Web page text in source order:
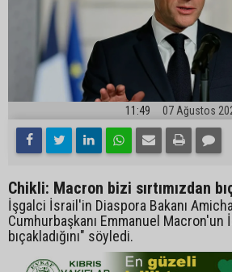
11:49 07 Ağustos
Chikli: Macron bizi sırtımızdan
İşgalci İsrail'in Diaspora Bakanı
Cumhurbaşkanı Emmanuel Macron'un
bıçakladığını" söyledi.